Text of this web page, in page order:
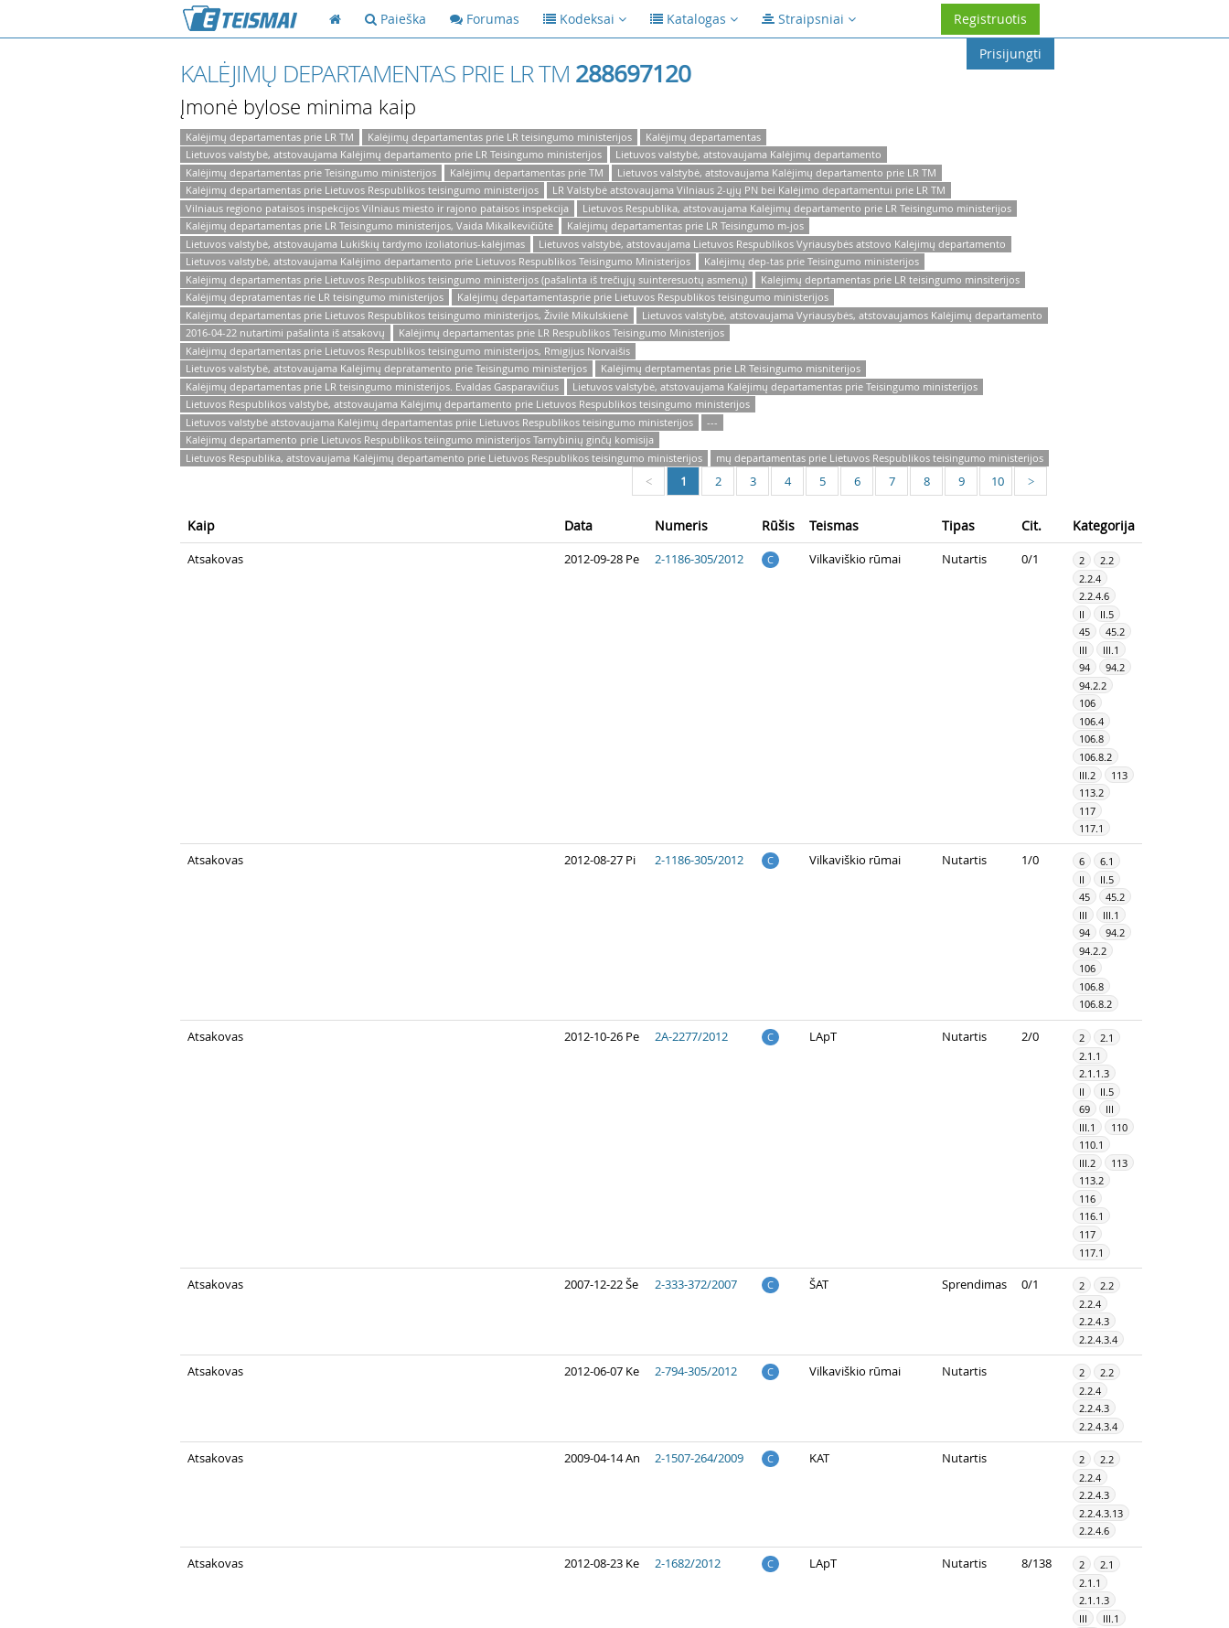
Paieška Forumas Kodeksai Katalogas Straipsniai
Registruotis
Prisijungti
KALĖJIMŲ DEPARTAMENTAS PRIE LR TM 288697120
Įmonė bylose minima kaip
Kalėjimų departamentas prie LR TM Kalėjimų departamentas prie LR teisingumo ministerijos
Kalėjimų departamentas
Lietuvos valstybė, atstovaujama Kalėjimų departamento prie LR Teisingumo ministerijos
Lietuvos valstybė, atstovaujama Kalėjimų departamento
Kalėjimų departamentas prie Teisingumo ministerijos
Kalėjimų departamentas prie TM
Lietuvos valstybė, atstovaujama Kalėjimų departamento prie LR TM
Kalėjimų departamentas prie Lietuvos Respublikos teisingumo ministerijos
LR Valstybė atstovaujama Vilniaus 2-ųjų PN bei Kalėjimo departamentui prie LR TM
Vilniaus regiono pataisos inspekcijos Vilniaus miesto ir rajono pataisos inspekcija
Lietuvos Respublika, atstovaujama Kalėjimų departamento prie LR Teisingumo ministerijos
Kalėjimų departamentas prie LR Teisingumo ministerijos, Vaida Mikalkevičiūtė
Kalėjimų departamentas prie LR Teisingumo m-jos
Lietuvos valstybė, atstovaujama Lukiškių tardymo izoliatorius-kalėjimas
Lietuvos valstybė, atstovaujama Lietuvos Respublikos Vyriausybės atstovo Kalėjimų departamento
Lietuvos valstybė, atstovaujama Kalėjimo departamento prie Lietuvos Respublikos Teisingumo Ministerijos
Kalėjimų dep-tas prie Teisingumo ministerijos
Kalėjimų departamentas prie Lietuvos Respublikos teisingumo ministerijos (pašalinta iš trečiųjų suinteresuotų asmenų)
Kalėjimų deprtamentas prie LR teisingumo minsiterijos
Kalėjimų depratamentas rie LR teisingumo ministerijos
Kalėjimų departamentasprie prie Lietuvos Respublikos teisingumo ministerijos
Kalėjimų departamentas prie Lietuvos Respublikos teisingumo ministerijos, Živilė Mikulskienė
Lietuvos valstybė, atstovaujama Vyriausybės, atstovaujamos Kalėjimų departamento
2016-04-22 nutartimi pašalinta iš atsakovų
Kalėjimų departamentas prie LR Respublikos Teisingumo Ministerijos
Kalėjimų departamentas prie Lietuvos Respublikos teisingumo ministerijos, Rmigijus Norvaišis
Lietuvos valstybė, atstovaujama Kalėjimų depratamento prie Teisingumo ministerijos
Kalėjimų derptamentas prie LR Teisingumo misniterijos
Kalėjimų departamentas prie LR teisingumo ministerijos. Evaldas Gasparavičius
Lietuvos valstybė, atstovaujama Kalėjimų departamentas prie Teisingumo ministerijos
Lietuvos Respublikos valstybė, atstovaujama Kalėjimų departamento prie Lietuvos Respublikos teisingumo ministerijos
Lietuvos valstybė atstovaujama Kalėjimų departamentas priie Lietuvos Respublikos teisingumo ministerijos
---
Kalėjimų departamento prie Lietuvos Respublikos teiingumo ministerijos Tarnybinių ginčų komisija
Lietuvos Respublika, atstovaujama Kalėjimų departamento prie Lietuvos Respublikos teisingumo ministerijos
mų departamentas prie Lietuvos Respublikos teisingumo ministerijos
< 1 2 3 4 5 6 7 8 9 10 >
Kaip Data Numeris Rūšis Teismas Tipas Cit. Kategorija
Atsakovas 2012-09-28 Pe 2-1186-305/2012 C Vilkaviškio rūmai Nutartis 0/1 2
2.2
2.2.4
2.2.4.6
II
II.5
45
45.2
III
III.1
94
94.2
94.2.2
106
106.4
106.8
106.8.2
III.2
113
113.2
117
117.1
Atsakovas 2012-08-27 Pi 2-1186-305/2012 C Vilkaviškio rūmai Nutartis 1/0 6
6.1
II
II.5
45
45.2
III
III.1
94
94.2
94.2.2
106
106.8
106.8.2
Atsakovas 2012-10-26 Pe 2A-2277/2012 C LApT Nutartis 2/0 2
2.1
2.1.1
2.1.1.3
II
II.5
69
III
III.1
110
110.1
III.2
113
113.2
116
116.1
117
117.1
Atsakovas 2007-12-22 Še 2-333-372/2007 C ŠAT Sprendimas 0/1 2
2.2
2.2.4
2.2.4.3
2.2.4.3.4
Atsakovas 2012-06-07 Ke 2-794-305/2012 C Vilkaviškio rūmai Nutartis 2
2.2
2.2.4
2.2.4.3
2.2.4.3.4
Atsakovas 2009-04-14 An 2-1507-264/2009 C KAT Nutartis 2
2.2
2.2.4
2.2.4.3
2.2.4.3.13
2.2.4.6
Atsakovas 2012-08-23 Ke 2-1682/2012 C LApT Nutartis 8/138 2
2.1
2.1.1
2.1.1.3
III
III.1